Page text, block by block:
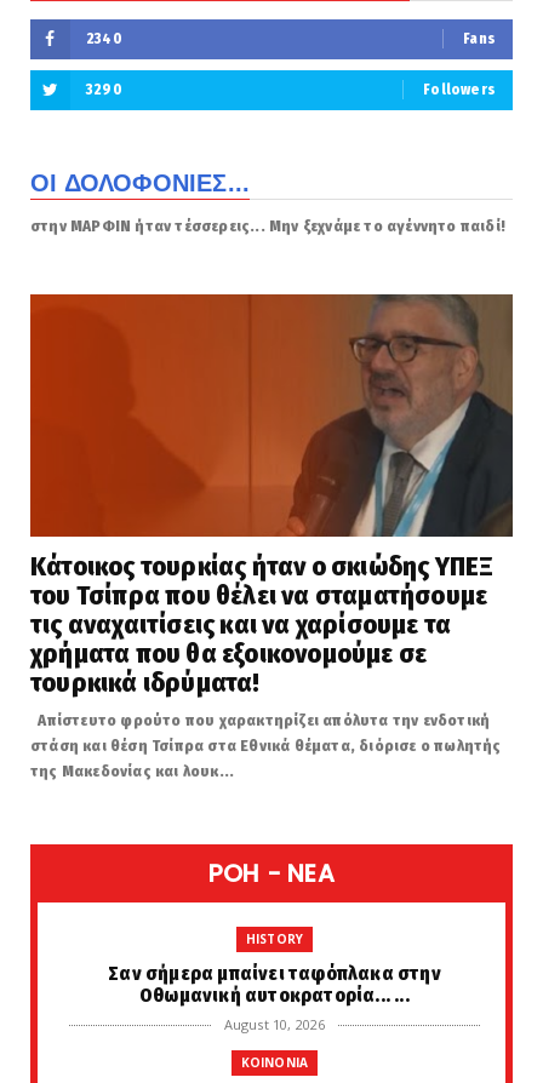
2340 Fans
3290 Followers
ΟΙ ΔΟΛΟΦΟΝΙΕΣ...
στην ΜΑΡΦΙΝ ήταν τέσσερεις... Μην ξεχνάμε το αγέννητο παιδί!
Κάτοικος τουρκίας ήταν ο σκιώδης ΥΠΕΞ
του Τσίπρα που θέλει να σταματήσουμε
τις αναχαιτίσεις και να χαρίσουμε τα
χρήματα που θα εξοικονομούμε σε
τουρκικά ιδρύματα!
Απίστευτο φρούτο που χαρακτηρίζει απόλυτα την ενδοτική
στάση και θέση Τσίπρα στα Εθνικά θέματα, διόρισε ο πωλητής
της Μακεδονίας και λουκ...
POH - NEA
HISTORY
Σαν σήμερα μπαίνει ταφόπλακα στην
Οθωμανική αυτοκρατορία... ...
August 10, 2026
KOINONIA